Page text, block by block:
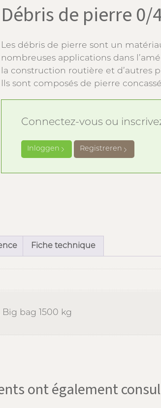
Débris de pierre 0/
Les débris de pierre sont un
nombreuses applications dans
la construction routière et d’autres
Ils sont composés de pierre
Connectez-vous ou
Inloggen Registreren
Fiche technique
bag 1500 kg
ont également